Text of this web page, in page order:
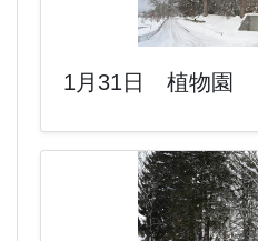
1月31日 植物園